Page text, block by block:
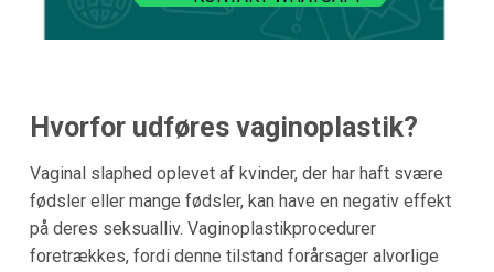
Hvorfor udføres vaginoplastik?
Vaginal slaphed oplevet af kvinder, der har haft svære
fødsler eller mange fødsler, kan have en negativ effekt
på deres seksualliv. Vaginoplastikprocedurer
foretrækkes, fordi denne tilstand forårsager alvorlige